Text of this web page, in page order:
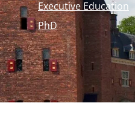
Executive Education
PhD